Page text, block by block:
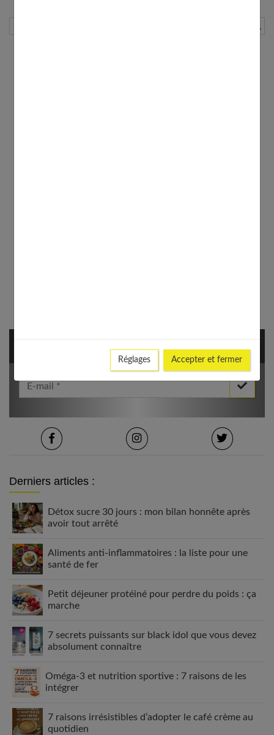
Votre Email *
Derniers articles :
Détox sucre 30 jours : mon bilan honnête après
avoir tout arrêté
Aliments anti-inflammatoires : la liste pour une
santé de fer
Petit déjeuner protéiné pour perdre du poids : ça
marche
7 secrets puissants sur black idol que vous devez
absolument connaître
Oméga-3 et nutrition sportive : 7 raisons de les
intégrer
7 raisons irrésistibles d’adopter le café crème au
quotidien
Réglages Accepter et fermer